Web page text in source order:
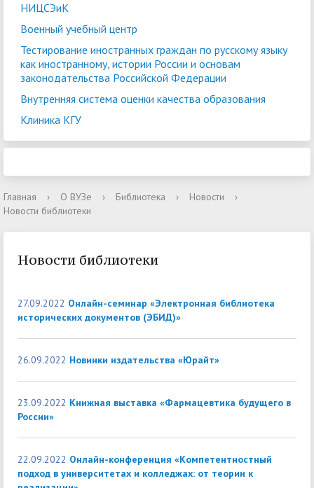
НИЦСЭиК
Военный учебный центр
Тестирование иностранных граждан по русскому языку
как иностранному, истории России и основам
законодательства Российской Федерации
Внутренняя система оценки качества образования
Клиника КГУ
Главная › О ВУЗе › Библиотека › Новости
›
Новости библиотеки
Новости библиотеки
27.09.2022 Онлайн-семинар «Электронная библиотека
исторических документов (ЭБИД)»
26.09.2022 Новинки издательства «Юрайт»
23.09.2022 Книжная выставка «Фармацевтика будущего в
России»
22.09.2022 Онлайн-конференция «Компетентностный
подход в университетах и колледжах: от теории к